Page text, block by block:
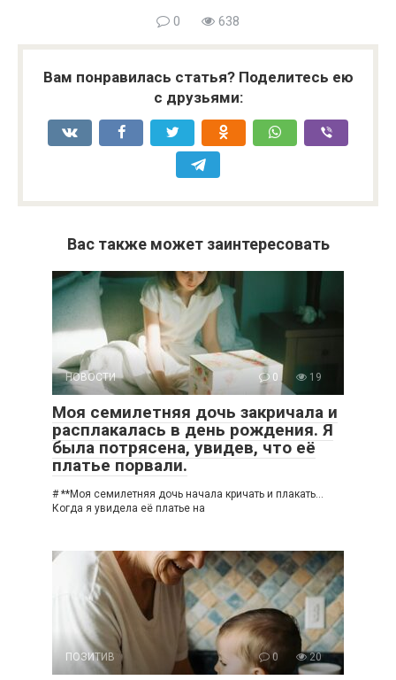
0 638
Вам понравилась статья? Поделитесь ею
с друзьями:
Вас также может заинтересовать
НОВОСТИ 0 19
Моя семилетняя дочь закричала и
расплакалась в день рождения. Я
была потрясена, увидев, что её
платье порвали.
# **Моя семилетняя дочь начала кричать и плакать…
Когда я увидела её платье на
ПОЗИТИВ 0 20